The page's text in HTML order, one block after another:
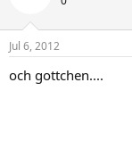
Jul 6, 2012
och gottchen....